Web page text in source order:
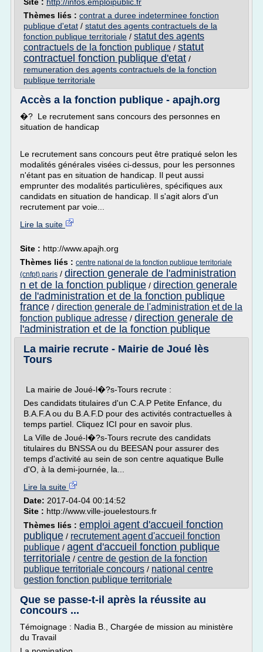
Thèmes liés : contrat a duree indeterminee fonction
publique d'etat / statut des agents contractuels de la
fonction publique territoriale / statut des agents
contractuels de la fonction publique / statut
contractuel fonction publique d'etat /
remuneration des agents contractuels de la fonction
publique territoriale
Accès a la fonction publique - apajh.org
�? Le recrutement sans concours des personnes en
situation de handicap
Le recrutement sans concours peut être pratiqué selon les
modalités générales visées ci-dessus, pour les personnes
n'étant pas en situation de handicap. Il peut aussi
emprunter des modalités particulières, spécifiques aux
candidats en situation de handicap. Il s'agit alors d'un
recrutement par voie...
Lire la suite
Site : http://www.apajh.org
Thèmes liés : centre national de la fonction publique territoriale
(cnfpt) paris / direction generale de l'administration
n et de la fonction publique / direction generale
de l'administration et de la fonction publique
france / direction generale de l'administration et de la
fonction publique adresse / direction generale de
l'administration et de la fonction publique
La mairie recrute - Mairie de Joué lès
Tours
La mairie de Joué-l�?s-Tours recrute :
Des candidats titulaires d'un C.A.P Petite Enfance, du
B.A.F.A ou du B.A.F.D pour des activités contractuelles à
temps partiel. Cliquez ICI pour en savoir plus.
La Ville de Joué-l�?s-Tours recrute des candidats
titulaires du BNSSA ou du BEESAN pour assurer des
temps d'activité au sein de son centre aquatique Bulle
d'O, à la demi-journée, la...
Lire la suite
Date: 2017-04-04 00:14:52
Site : http://www.ville-jouelestours.fr
Thèmes liés : emploi agent d'accueil fonction
publique / recrutement agent d'accueil fonction
publique / agent d'accueil fonction publique
territoriale / centre de gestion de la fonction
publique territoriale concours / national centre
gestion fonction publique territoriale
Que se passe-t-il après la réussite au
concours ...
Témoignage : Nadia B., Chargée de mission au ministère
du Travail